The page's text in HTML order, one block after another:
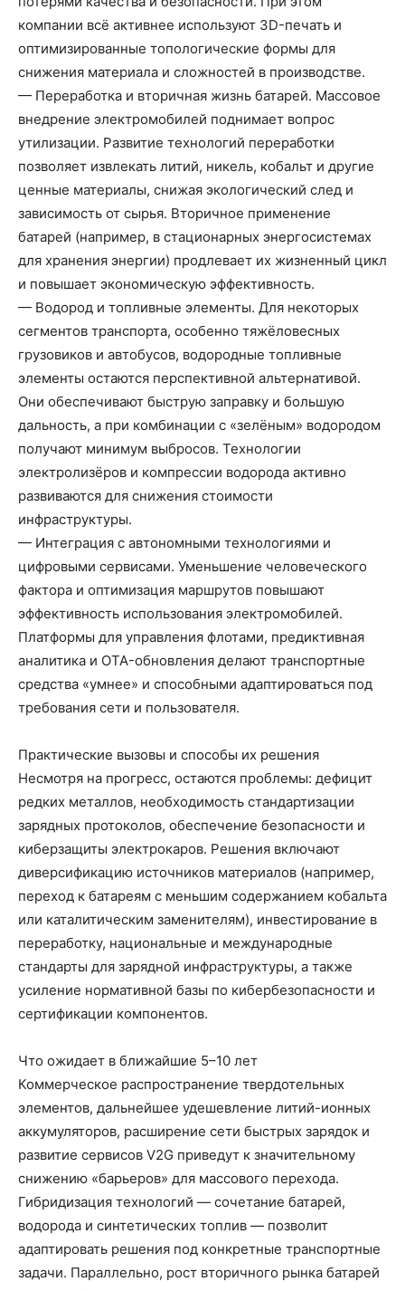
компании всё активнее используют 3D-печать и
оптимизированные топологические формы для
снижения материала и сложностей в производстве.
— Переработка и вторичная жизнь батарей. Массовое
внедрение электромобилей поднимает вопрос
утилизации. Развитие технологий переработки
позволяет извлекать литий, никель, кобальт и другие
ценные материалы, снижая экологический след и
зависимость от сырья. Вторичное применение
батарей (например, в стационарных энергосистемах
для хранения энергии) продлевает их жизненный цикл
и повышает экономическую эффективность.
— Водород и топливные элементы. Для некоторых
сегментов транспорта, особенно тяжёловесных
грузовиков и автобусов, водородные топливные
элементы остаются перспективной альтернативой.
Они обеспечивают быструю заправку и большую
дальность, а при комбинации с «зелёным» водородом
получают минимум выбросов. Технологии
электролизёров и компрессии водорода активно
развиваются для снижения стоимости
инфраструктуры.
— Интеграция с автономными технологиями и
цифровыми сервисами. Уменьшение человеческого
фактора и оптимизация маршрутов повышают
эффективность использования электромобилей.
Платформы для управления флотами, предиктивная
аналитика и OTA-обновления делают транспортные
средства «умнее» и способными адаптироваться под
требования сети и пользователя.
Практические вызовы и способы их решения
Несмотря на прогресс, остаются проблемы: дефицит
редких металлов, необходимость стандартизации
зарядных протоколов, обеспечение безопасности и
киберзащиты электрокаров. Решения включают
диверсификацию источников материалов (например,
переход к батареям с меньшим содержанием кобальта
или каталитическим заменителям), инвестирование в
переработку, национальные и международные
стандарты для зарядной инфраструктуры, а также
усиление нормативной базы по кибербезопасности и
сертификации компонентов.
Что ожидает в ближайшие 5–10 лет
Коммерческое распространение твердотельных
элементов, дальнейшее удешевление литий-ионных
аккумуляторов, расширение сети быстрых зарядок и
развитие сервисов V2G приведут к значительному
снижению «барьеров» для массового перехода.
Гибридизация технологий — сочетание батарей,
водорода и синтетических топлив — позволит
адаптировать решения под конкретные транспортные
задачи. Параллельно, рост вторичного рынка батарей